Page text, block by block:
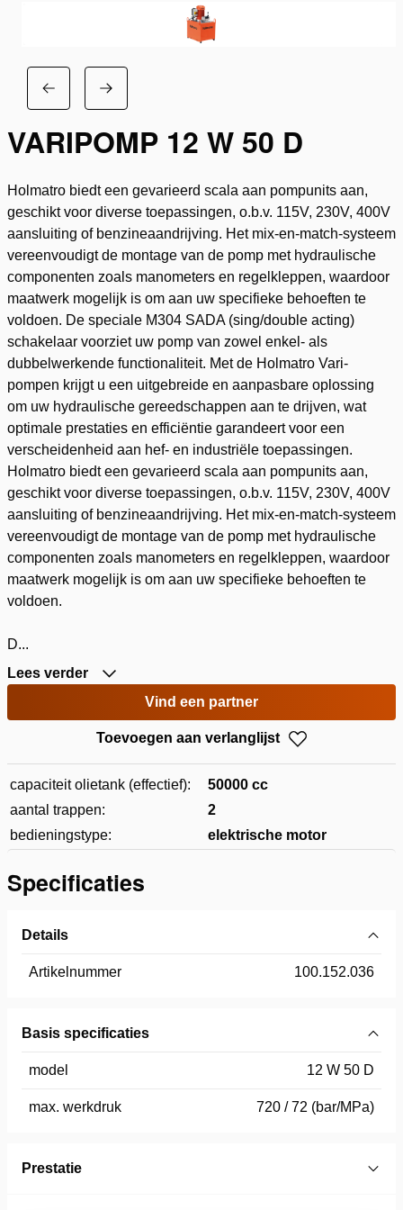
VARIPOMP 12 W 50 D
Holmatro biedt een gevarieerd scala aan pompunits aan,
geschikt voor diverse toepassingen, o.b.v. 115V, 230V, 400V
aansluiting of benzineaandrijving. Het mix-en-match-systeem
vereenvoudigt de montage van de pomp met hydraulische
componenten zoals manometers en regelkleppen, waardoor
maatwerk mogelijk is om aan uw specifieke behoeften te
voldoen. De speciale M304 SADA (sing/double acting)
schakelaar voorziet uw pomp van zowel enkel- als
dubbelwerkende functionaliteit. Met de Holmatro Vari-
pompen krijgt u een uitgebreide en aanpasbare oplossing
om uw hydraulische gereedschappen aan te drijven, wat
optimale prestaties en efficiëntie garandeert voor een
verscheidenheid aan hef- en industriële toepassingen.
Holmatro biedt een gevarieerd scala aan pompunits aan,
geschikt voor diverse toepassingen, o.b.v. 115V, 230V, 400V
aansluiting of benzineaandrijving. Het mix-en-match-systeem
vereenvoudigt de montage van de pomp met hydraulische
componenten zoals manometers en regelkleppen, waardoor
maatwerk mogelijk is om aan uw specifieke behoeften te
voldoen.
D...
Lees verder
Vind een partner
Toevoegen aan verlanglijst
capaciteit olietank (effectief):
50000 cc
aantal trappen:
2
bedieningstype:
elektrische motor
Specificaties
Details
Artikelnummer 100.152.036
Basis specificaties
model 12 W 50 D
max. werkdruk 720 / 72 (bar/MPa)
Prestatie